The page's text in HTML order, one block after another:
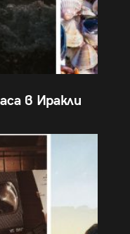
в Иракли